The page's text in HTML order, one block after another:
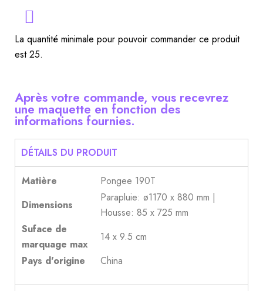
La quantité minimale pour pouvoir commander ce produit
est 25.
Après votre commande, vous recevrez
une maquette en fonction des
informations fournies.
DÉTAILS DU PRODUIT
Matière
Pongee 190T
Dimensions
Parapluie: ø1170 x 880 mm |
Housse: 85 x 725 mm
Suface de
marquage max
14 x 9.5 cm
Pays d'origine
China